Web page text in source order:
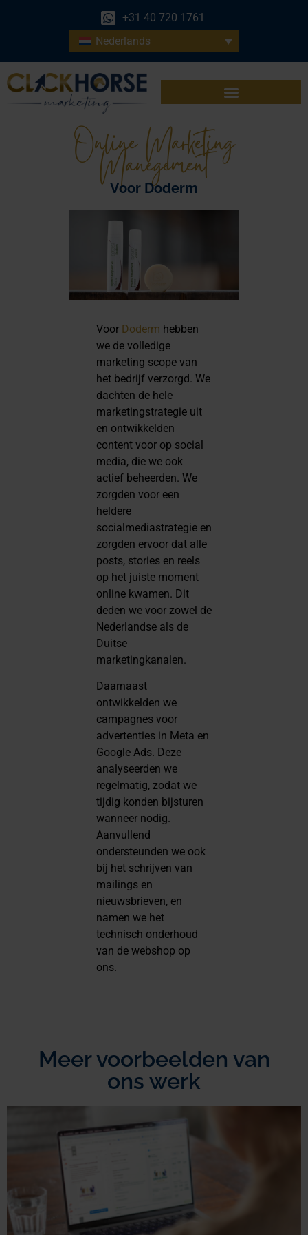
+31 40 720 1761
Nederlands
Online Marketing
Manegement
Voor Doderm
Voor Doderm hebben
we de volledige
marketing scope van
het bedrijf verzorgd. We
dachten de hele
marketingstrategie uit
en ontwikkelden
content voor op social
media, die we ook
actief beheerden. We
zorgden voor een
heldere
socialmediastrategie en
zorgden ervoor dat alle
posts, stories en reels
op het juiste moment
online kwamen. Dit
deden we voor zowel de
Nederlandse als de
Duitse
marketingkanalen.
Daarnaast
ontwikkelden we
campagnes voor
advertenties in Meta en
Google Ads. Deze
analyseerden we
regelmatig, zodat we
tijdig konden bijsturen
wanneer nodig.
Aanvullend
ondersteunden we ook
bij het schrijven van
mailings en
nieuwsbrieven, en
namen we het
technisch onderhoud
van de webshop op
ons.
Meer voorbeelden van
ons werk